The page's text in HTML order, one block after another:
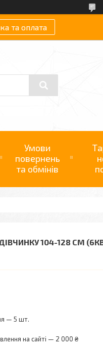
та оплата
Умови
повернень
та обмінів
104-128 СМ
— 5 шт.
на сайті — 2 000 ₴